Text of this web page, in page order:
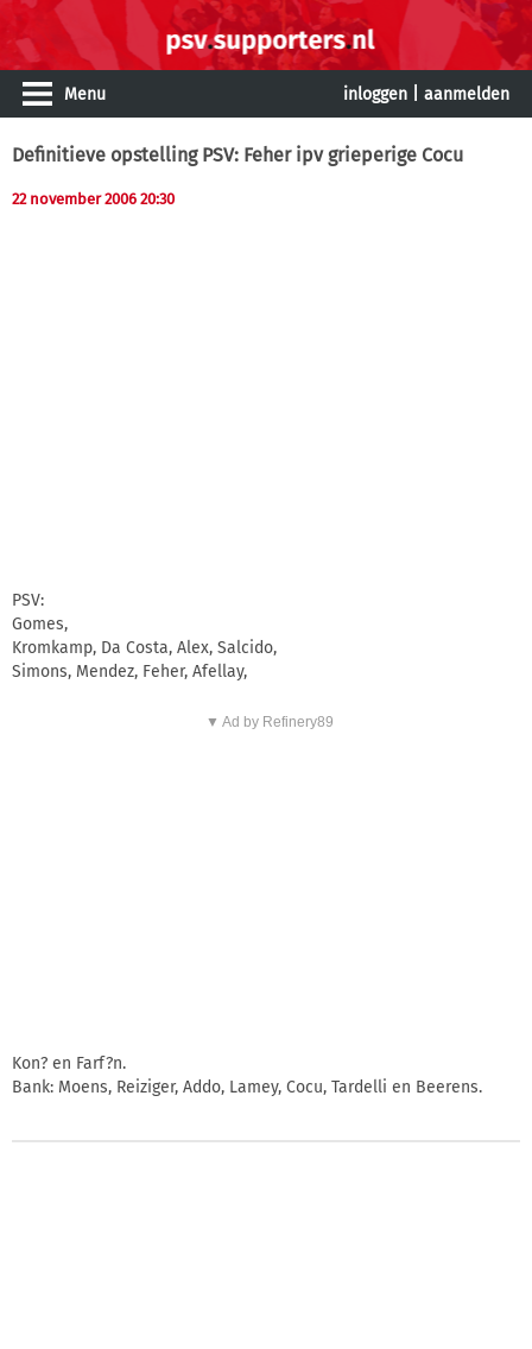
Menu inloggen aanmelden
Definitieve opstelling PSV: Feher ipv grieperige Cocu
22 november 2006 20:30
PSV:
Gomes,
Kromkamp, Da Costa, Alex, Salcido,
Simons, Mendez, Feher, Afellay,
▼ Ad by Refinery89
Kon? en Farf?n.
Bank: Moens, Reiziger, Addo, Lamey, Cocu, Tardelli en Beerens.